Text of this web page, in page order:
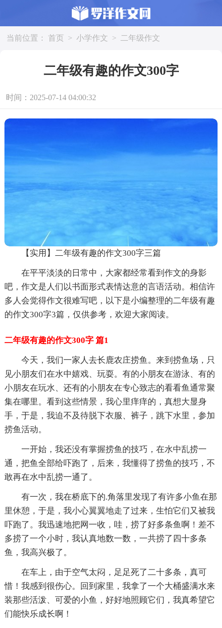
当前位置： 首页 > 小学作文 > 二年级作文
二年级有趣的作文300字
时间：2025-07-14 04:00:32
【实用】二年级有趣的作文300字三篇
在平平淡淡的日常中，大家都经常看到作文的身影
吧，作文是人们以书面形式表情达意的言语活动。相信许
多人会觉得作文很难写吧，以下是小编整理的二年级有趣
的作文300字3篇，仅供参考，欢迎大家阅读。
二年级有趣的作文300字 篇1
今天，我们一家人去长鹿农庄捞鱼。来到捞鱼场，只
见小朋友们在水中嬉戏、玩耍。有的小朋友在游泳、有的
小朋友在玩水、还有的小朋友在专心致志的看看鱼通常聚
集在哪里。看到这些情景，我心里痒痒的，真想大显身
手，于是，我迫不及待脱下衣服、裤子，跳下水里，参加
捞鱼活动。
一开始，我还没有掌握捞鱼的技巧，在水中乱捞一
通，把鱼全部给吓跑了，后来，我懂得了捞鱼的技巧，不
敢再在水中乱捞一通了。
有一次，我在桥底下的.角落里发现了有许多小鱼在那
里休憩，于是，我小心翼翼地走了过来，生怕它们又被我
吓跑了。我迅速地把网一收，哇，捞了好多条鱼啊！差不
多捞了一个小时，我认真地数一数，一共捞了四十多条
鱼，我高兴极了。
在车上，由于空气太闷，足足死了二十多条，真可
惜！我感到很伤心。回到家里，我拿了一个大桶盛满水来
装那些活泼、可爱的小鱼，好好地照顾它们，我真希望它
们能快乐成长啊！